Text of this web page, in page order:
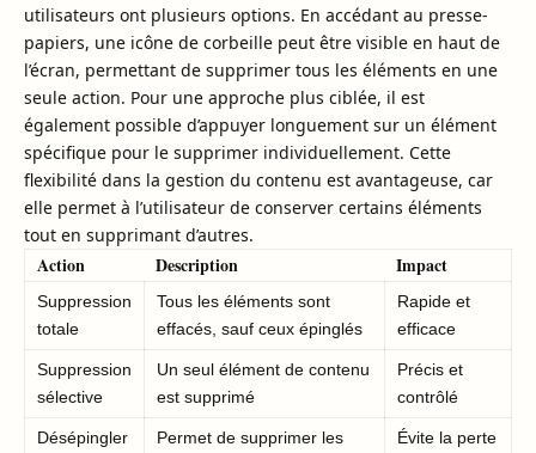
utilisateurs ont plusieurs options. En accédant au presse-
papiers, une icône de corbeille peut être visible en haut de
l’écran, permettant de supprimer tous les éléments en une
seule action. Pour une approche plus ciblée, il est
également possible d’appuyer longuement sur un élément
spécifique pour le supprimer individuellement. Cette
flexibilité dans la gestion du contenu est avantageuse, car
elle permet à l’utilisateur de conserver certains éléments
tout en supprimant d’autres.
Action Description Impact
Suppression
totale
Tous les éléments sont
effacés, sauf ceux épinglés
Rapide et
efficace
Suppression
sélective
Un seul élément de contenu
est supprimé
Précis et
contrôlé
Désépingler
Permet de supprimer les
Évite la perte